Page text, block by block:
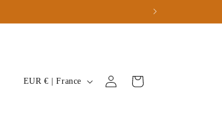
P
EUR € | France Connexion Panier